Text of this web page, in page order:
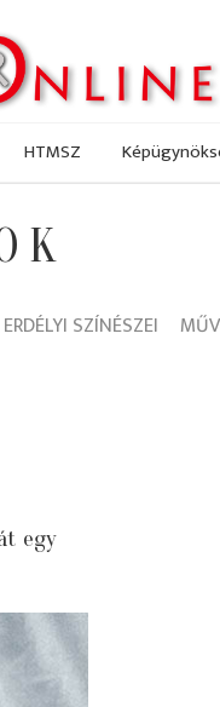
HTMSZ
SZÍNÉSZEI
egy